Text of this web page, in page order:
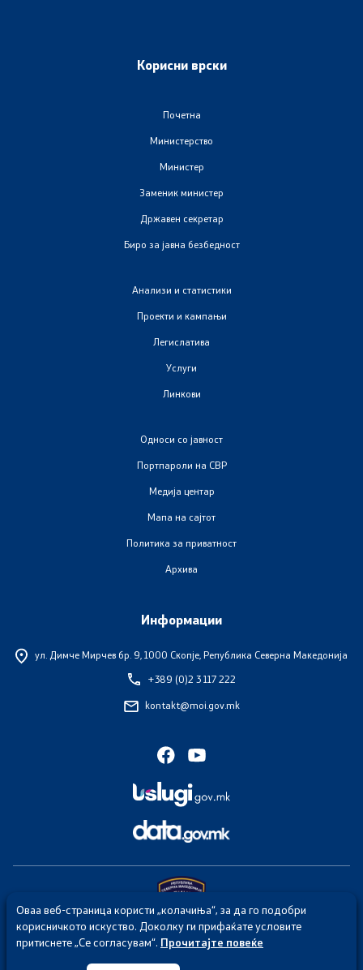
Корисни врски
Почетна
Министерство
Министер
Заменик министер
Државен секретар
Биро за јавна безбедност
Анализи и статистики
Проекти и кампањи
Легислатива
Услуги
Линкови
Односи со јавност
Портпароли на СВР
Медија центар
Мапа на сајтот
Политика за приватност
Архива
Информации
ул. Димче Мирчев бр. 9, 1000 Скопје, Република Северна Македонија
+389 (0)2 3 117 222
kontakt@moi.gov.mk
Секој упад и злоупотреба на веб страницата на МВР е казнив по
член 251 од КЗ на Република Северна Македонија
Оваа веб-страница користи „колачиња“, за да го подобри
корисничкото искуство. Доколку ги прифаќате условите
притиснете „Се согласувам“. Прочитајте повеќе